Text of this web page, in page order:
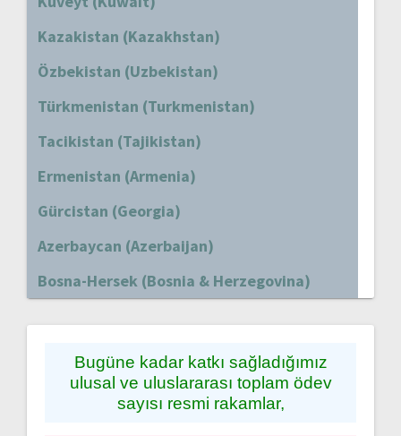
Kazakistan (Kazakhstan)
Özbekistan (Uzbekistan)
Türkmenistan (Turkmenistan)
Tacikistan (Tajikistan)
Ermenistan (Armenia)
Gürcistan (Georgia)
Azerbaycan (Azerbaijan)
Bosna-Hersek (Bosnia & Herzegovina)
Bugüne kadar katkı sağladığımız
ulusal ve uluslararası toplam ödev
sayısı resmi rakamlar,